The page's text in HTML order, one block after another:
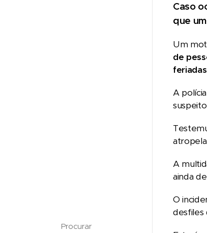
Procurar
Caso
que
Um
de
A
A
ainda
O
desfiles